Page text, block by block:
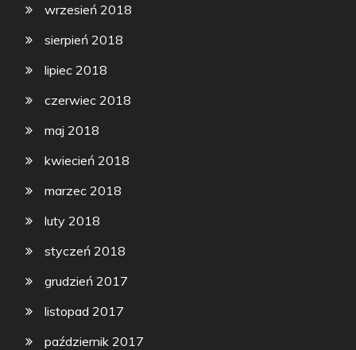
wrzesień 2018
sierpień 2018
lipiec 2018
czerwiec 2018
maj 2018
kwiecień 2018
marzec 2018
luty 2018
styczeń 2018
grudzień 2017
listopad 2017
październik 2017